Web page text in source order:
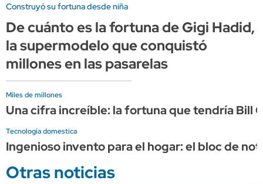
Construyó su fortuna desde niña
De cuánto es la fortuna de Gigi Hadid,
la supermodelo que conquistó
millones en las pasarelas
Miles de millones
Una cifra increíble: la fortuna que tendría Bill
Tecnología domestica
Ingenioso invento para el hogar: el bloc de
Otras noticias